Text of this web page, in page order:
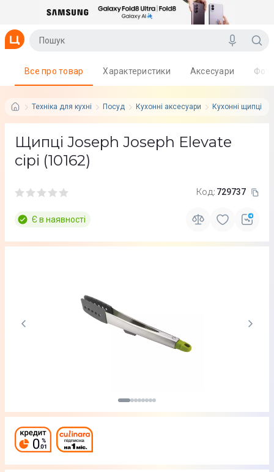
Техніка для кухні Посуд Кухонні аксесуари Кухонні щипці
Все про товар Характеристики Аксесуари
Щипці Joseph Joseph Elevate
сірі (10162)
Код: 729737
Є в наявності